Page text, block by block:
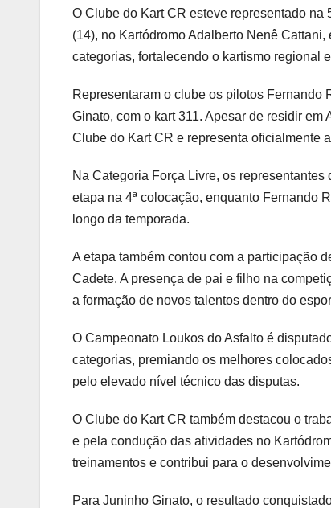
O Clube do Kart CR esteve representado
(14), no Kartódromo Adalberto Nenê
categorias, fortalecendo o kartismo regional
Representaram o clube os pilotos Fernando
Ginato, com o kart 311. Apesar de residir
Clube do Kart CR e representa oficialmente
Na Categoria Força Livre, os
etapa na 4ª colocação, enquanto Fernando
longo da temporada.
A etapa também contou com a participação
Cadete. A presença de pai e filho na
a formação de novos talentos dentro do
O Campeonato Loukos do Asfalto é
categorias, premiando os melhores
pelo elevado nível técnico das disputas.
O Clube do Kart CR também destacou o
e pela condução das atividades no
treinamentos e contribui para o
Para Juninho Ginato, o resultado